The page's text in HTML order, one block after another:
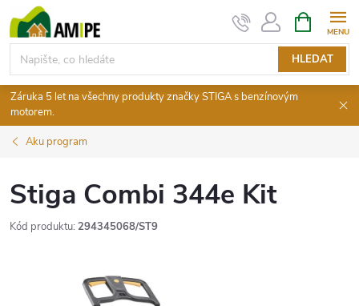
na
obsah
HLEDAT
NÁKUPNÍ
KOŠÍK
Záruka 5 let na všechny produkty značky STIGA s benzínovým
motorem.
Aku program
Stiga Combi 344e Kit
Kód produktu: 294345068/ST9